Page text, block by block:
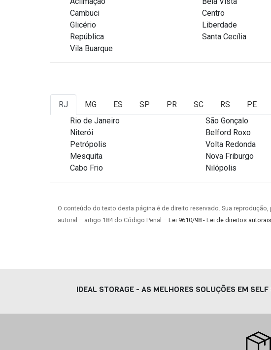
Cambuci
Centro
Glicério
Liberdade
República
Santa Cecília
Vila Buarque
RJ MG ES SP PR SC RS PE
Rio de Janeiro
São Gonçalo
Niterói
Belford Roxo
Petrópolis
Volta Redonda
Mesquita
Nova Friburgo
Cabo Frio
Nilópolis
O conteúdo do texto desta página é de direito reservado. Sua
autoral – artigo 184 do Código Penal – Lei 9610/98 - Lei de direitos autorais
IDEAL STORAGE - AS MELHORES SOLUÇÕES EM SELF